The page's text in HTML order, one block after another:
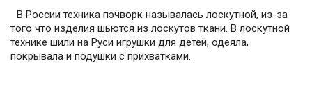
В России техника пэчворк называлась лоскутной, из-за
того что изделия шьются из лоскутов ткани. В лоскутной
технике шили на Руси игрушки для детей, одеяла,
покрывала и подушки с прихватками.